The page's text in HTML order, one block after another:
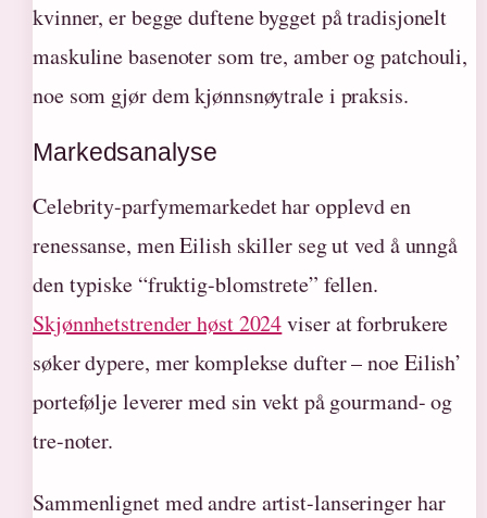
kvinner, er begge duftene bygget på tradisjonelt
maskuline basenoter som tre, amber og patchouli,
noe som gjør dem kjønnsnøytrale i praksis.
Markedsanalyse
Celebrity-parfymemarkedet har opplevd en
renessanse, men Eilish skiller seg ut ved å unngå
den typiske “fruktig-blomstrete” fellen.
Skjønnhetstrender høst 2024viser at forbrukere
søker dypere, mer komplekse dufter – noe Eilish’
portefølje leverer med sin vekt på gourmand- og
tre-noter.
Sammenlignet med andre artist-lanseringer har